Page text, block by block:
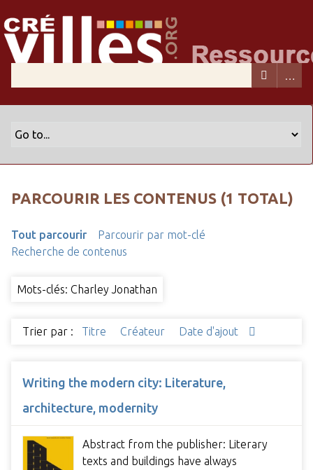
PARCOURIR LES CONTENUS (1 TOTAL)
Tout parcourir
Parcourir par mot-clé
Recherche de contenus
Mots-clés: Charley Jonathan
Trier par : Titre Créateur Date d'ajout
Writing the modern city: Literature,
architecture, modernity
Abstract from the publisher: Literary
texts and buildings have always